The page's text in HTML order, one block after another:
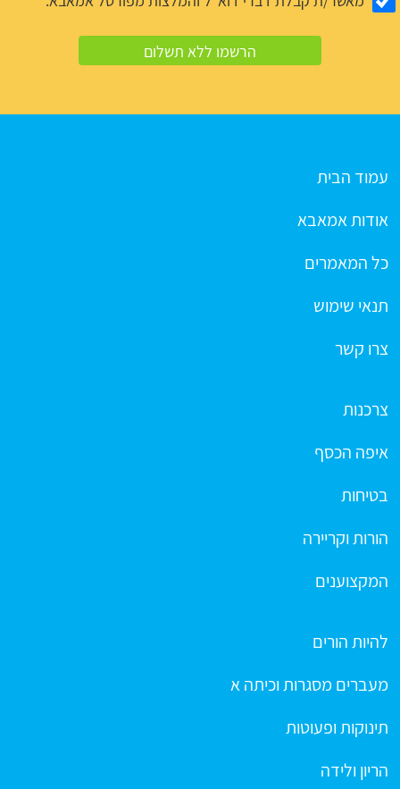
עמוד הבית
אודות אמאבא
כל המאמרים
תנאי שימוש
צרו קשר
צרכנות
איפה הכסף
בטיחות
הורות וקריירה
המקצוענים
להיות הורים
מעברים מסגרות וכיתה א
תינוקות ופעוטות
הריון ולידה